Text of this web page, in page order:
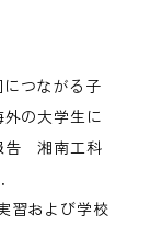
つながる子
の大学生に
告 湘南工科
習および学校